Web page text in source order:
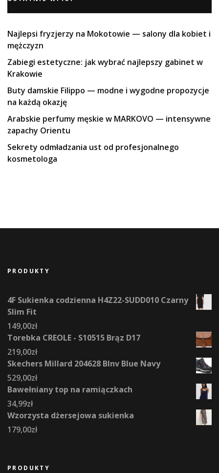
Najlepsi fryzjerzy na Mokotowie — salony dla kobiet i
mężczyzn
Zabiegi estetyczne: jak wybrać najlepszy gabinet w
Krakowie
Buty damskie Filippo — modne i wygodne propozycje
na każdą okazję
Arabskie perfumy męskie w MARKOVO — intensywne
zapachy Orientu
Sekrety odmładzania ust od profesjonalnego
kosmetologa
PRODUKTY
4F Sukienka codzienna H4Z22-SUDD010 Czarny
Slim Fit
149,00zł
Torebka CREOLE - S10515 Brąz D17
219,00zł
Skechers Millard 204628 Blnv Blue Navy
529,00zł
Bawełniany top na ramiączkach
34,99zł
Wzorzysta dżersejowa sukienka
179,00zł
PRODUKTY